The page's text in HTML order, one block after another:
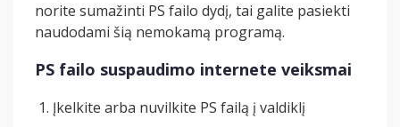
norite sumažinti PS failo dydį, tai galite pasiekti
naudodami šią nemokamą programą.
PS failo suspaudimo internete veiksmai
Įkelkite arba nuvilkite PS failą į valdiklį